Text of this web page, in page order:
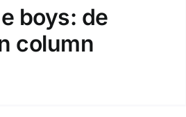
boys: de
column